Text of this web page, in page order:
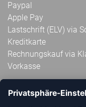
Paypal
Apple Pay
Lastschrift (ELV) via
Kreditkarte
Rechnungskauf via
Vorkasse
ABONNIERE JETZT